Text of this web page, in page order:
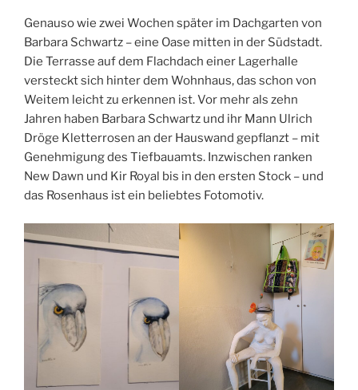
Genauso wie zwei Wochen später im Dachgarten von
Barbara Schwartz – eine Oase mitten in der Südstadt.
Die Terrasse auf dem Flachdach einer Lagerhalle
versteckt sich hinter dem Wohnhaus, das schon von
Weitem leicht zu erkennen ist. Vor mehr als zehn
Jahren haben Barbara Schwartz und ihr Mann Ulrich
Dröge Kletterrosen an der Hauswand gepflanzt – mit
Genehmigung des Tiefbauamts. Inzwischen ranken
New Dawn und Kir Royal bis in den ersten Stock – und
das Rosenhaus ist ein beliebtes Fotomotiv.